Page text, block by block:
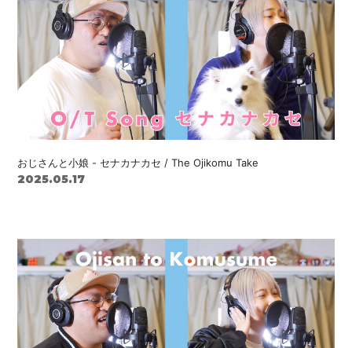
おじさんと小娘 - セナカナカセ / The Ojikomu Take
2025.05.17